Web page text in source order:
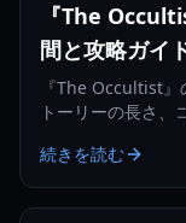
『The
間と攻略ガイ
『The Occultist
トーリーの長さ、
続きを読む